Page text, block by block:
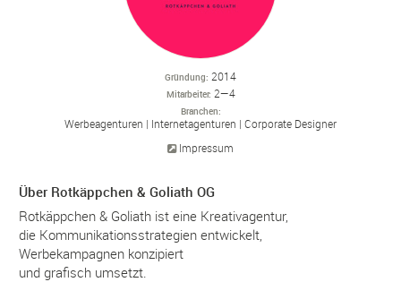
Gründung 2014
Mitarbeiter 2—4
Branchen
Werbeagenturen Internetagenturen
Corporate Designer
Impressum
Über Rotkäppchen & Goliath OG
Rotkäppchen & Goliath ist eine Kreativagentur,
die Kommunikationsstrategien entwickelt,
Werbekampagnen konzipiert
und grafisch umsetzt.